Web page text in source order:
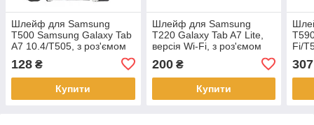
Шлейф для Samsung
T500 Samsung Galaxy Tab
A7 10.4/T505, з роз'ємом
128 ₴
Купити
Шлейф для Samsung
T220 Galaxy Tab A7 Lite,
версія Wi-Fi, з роз'ємом
навушників, з
200₴
Купити
Fi/
307